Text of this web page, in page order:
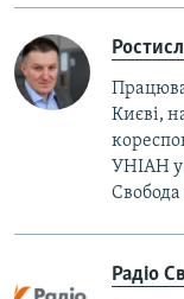
Києві,
УНІАН у
Свобода
Радіо